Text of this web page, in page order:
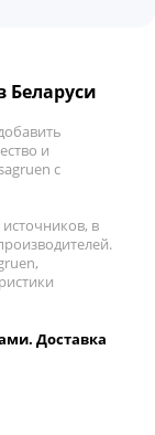
Беларуси
и
с
в
Доставка